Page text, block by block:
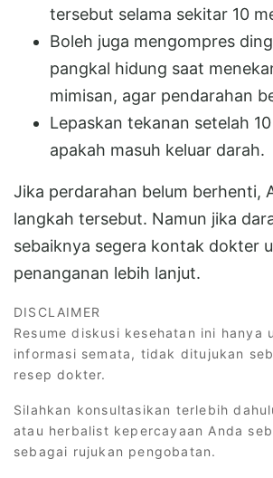
tersebut selama sekitar 10
Boleh juga mengompres
pangkal hidung saat
mimisan, agar pendarahan
Lepaskan tekanan setelah
apakah masuh keluar darah.
Jika perdarahan belum berhenti,
langkah tersebut. Namun jika
sebaiknya segera kontak dokter
penanganan lebih lanjut.
DISCLAIMER
Resume diskusi kesehatan ini hanya
informasi semata, tidak ditujukan
resep dokter.
Silahkan konsultasikan terlebih
atau herbalist kepercayaan Anda
sebagai rujukan pengobatan.